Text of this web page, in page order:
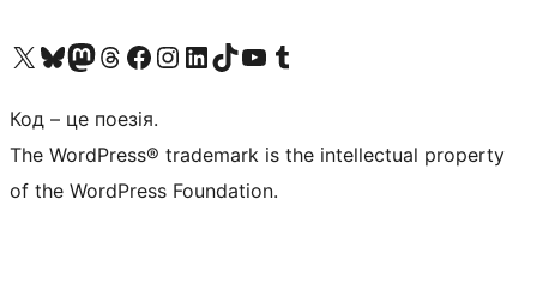
Visit our X (formerly Twitter) account
Visit our Bluesky account
Завітайте до нашої стрічки в Mastodon
Visit our Threads account
Завітайте на нашу сторінку в Facebook
Visit our Instagram account
Visit our LinkedIn account
Visit our TikTok account
Visit our YouTube channel
Visit our Tumblr account
Код – це поезія.
The WordPress® trademark is the intellectual property
of the WordPress Foundation.